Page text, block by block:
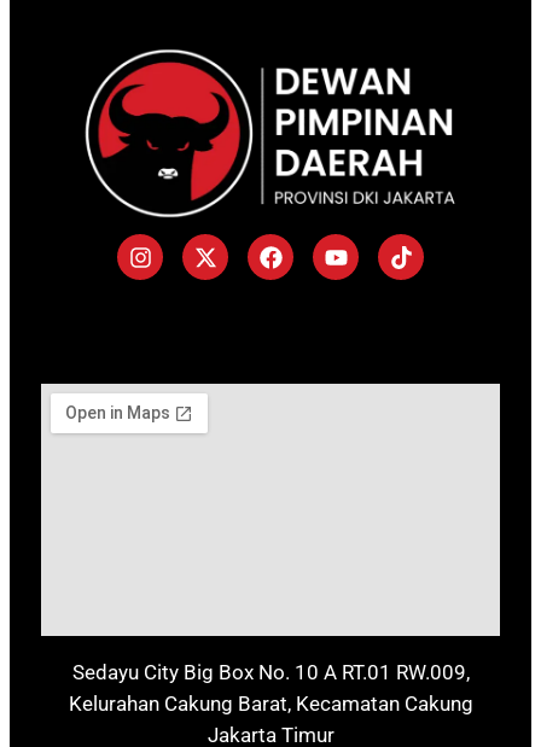
Sedayu City Big Box No. 10 A RT.01 RW.009,
Kelurahan Cakung Barat, Kecamatan Cakung
Jakarta Timur